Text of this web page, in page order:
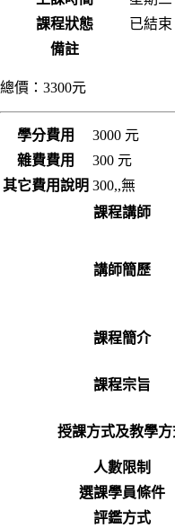
課程狀態
已結束
備註
總價： 3300元
學分費用
3000 元
雜費費用
300 元
其它費用說明 300,,無
課程講師
講師簡歷
課程簡介
課程宗旨
授課方式及教學方
人數限制
選課學員條件
評鑑方式